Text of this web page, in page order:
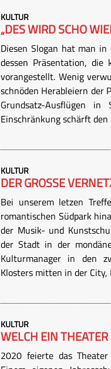
KULTUR
„DES WIRD SCHO
Diesen Slogan hat man
dessen Präsentation,
vorangestellt. Wenig
schnöden Herableiern der
Grundsatz-Ausflügen
Einschränkung schärft den
KULTUR
DER GROSSE
Bei unserem letzen
romantischen Südpark
der Musik- und
der Stadt in der
Kulturmanager in den
Klosters mitten in der City,
KULTUR
WELCH EIN THEATER
2020 feierte das